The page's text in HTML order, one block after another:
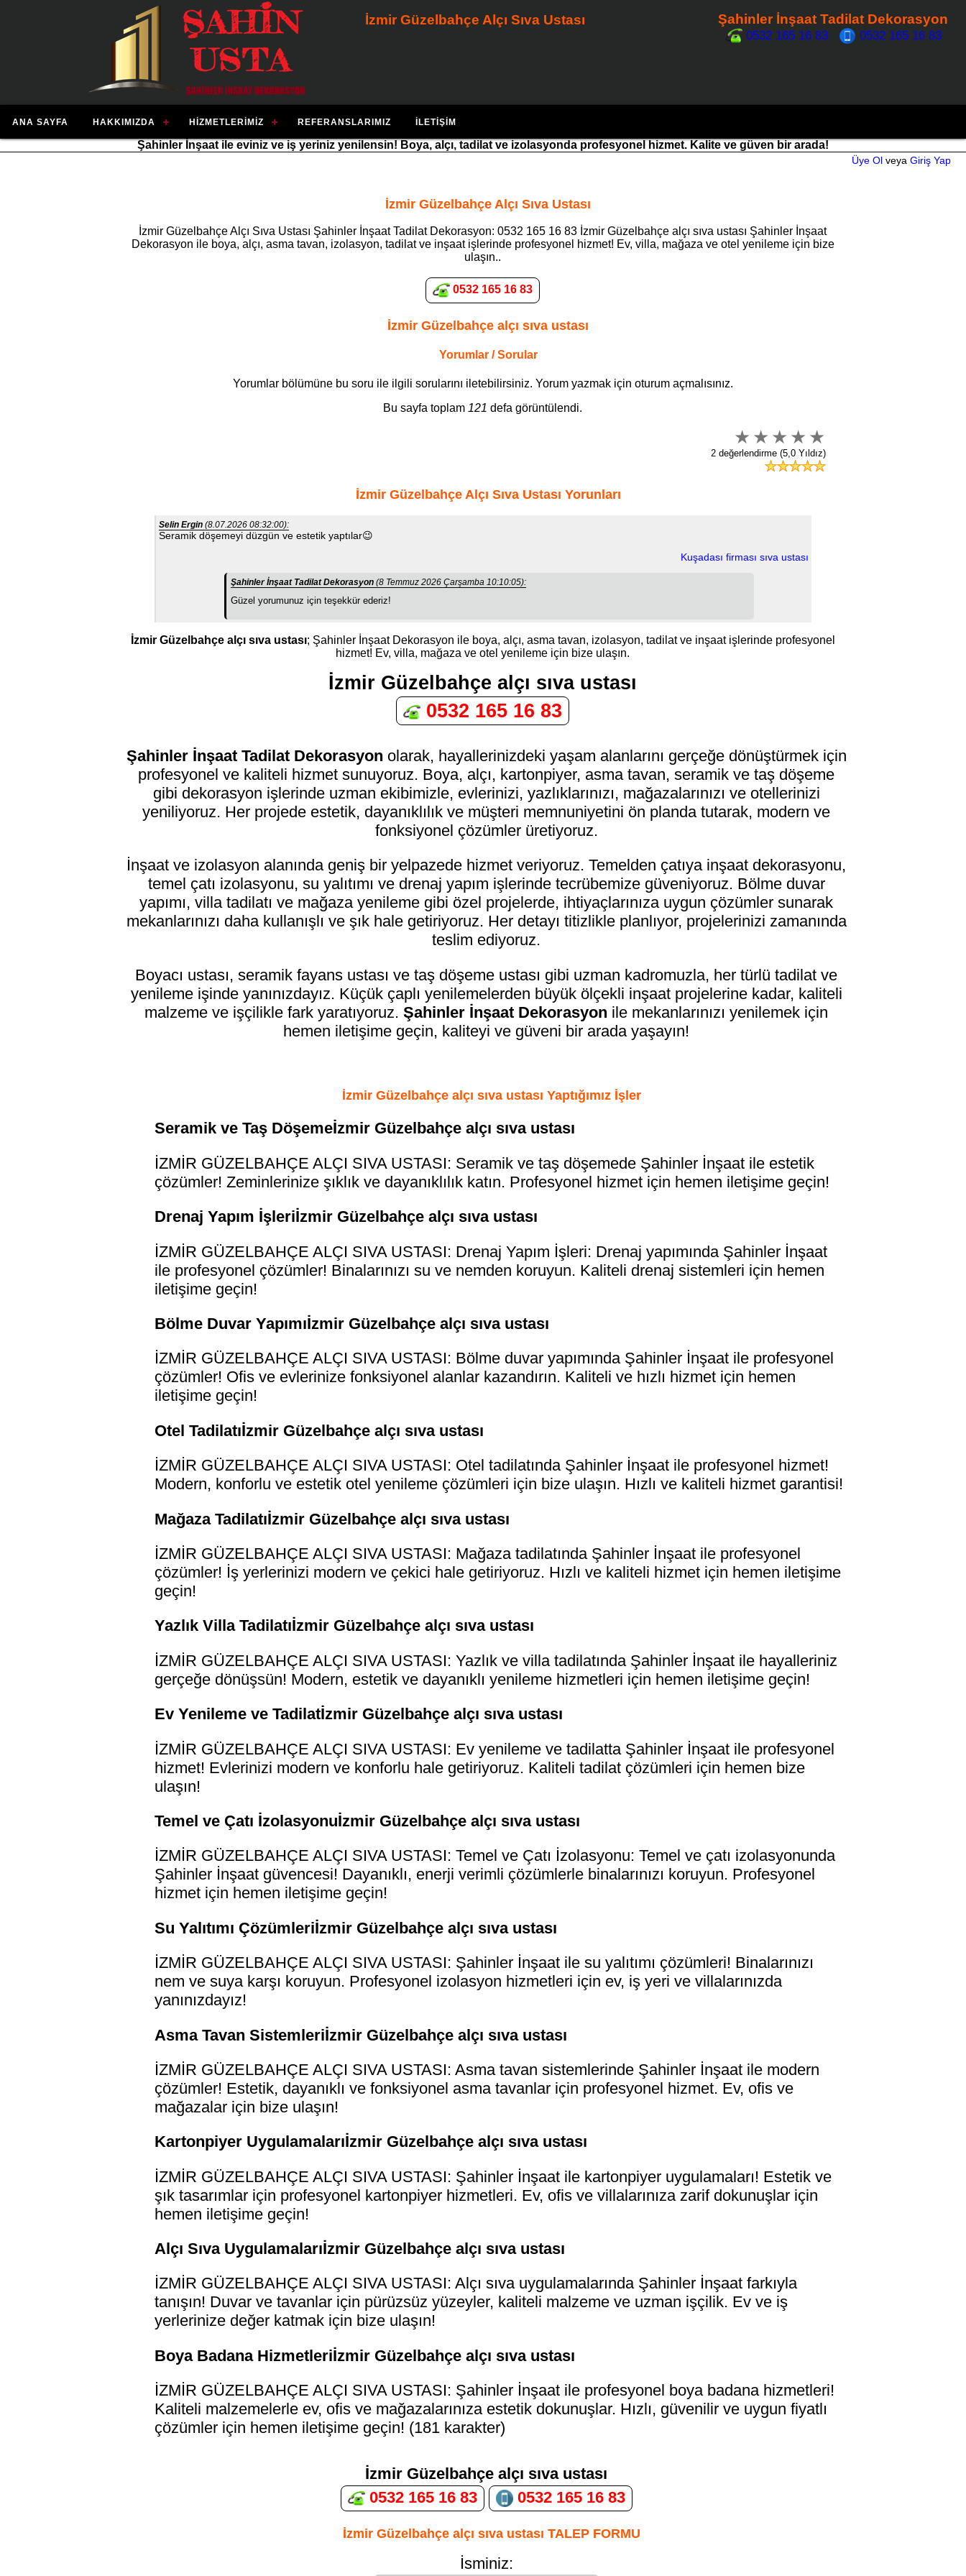
İzmir Güzelbahçe Alçı Sıva Ustası Şahinler İnşaat Tadilat Dekorasyon
0532 165 16 83 0532 165 16 83
ANA SAYFA HAKKIMIZDA HIZMETLERIMIZ REFERANSLARIMIZ İLETIŞIM
Şahinler İnşaat ile eviniz ve iş yeriniz yenilensin! Boya, alçı, tadilat ve izolasyonda profesyonel hizmet. Kalite ve güven bir arada!
Üye Ol veya Giriş Yap
İzmir Güzelbahçe Alçı Sıva Ustası
İzmir Güzelbahçe Alçı Sıva Ustası Şahinler İnşaat Tadilat Dekorasyon: 0532 165 16 83 İzmir Güzelbahçe alçı sıva ustası Şahinler İnşaat
Dekorasyon ile boya, alçı, asma tavan, izolasyon, tadilat ve inşaat işlerinde profesyonel hizmet! Ev, villa, mağaza ve otel yenileme için bize
ulaşın..
0532 165 16 83
İzmir Güzelbahçe alçı sıva ustası
Yorumlar / Sorular
Yorumlar bölümüne bu soru ile ilgili sorularını iletebilirsiniz. Yorum yazmak için oturum açmalısınız.
Bu sayfa toplam 121 defa görüntülendi.
2 değerlendirme (5,0 Yıldız)
İzmir Güzelbahçe Alçı Sıva Ustası Yorunları
Selin Ergin (8.07.2026 08:32:00):
Seramik döşemeyi düzgün ve estetik yaptılar😉
Kuşadası firması sıva ustası
Şahinler İnşaat Tadilat Dekorasyon(8 Temmuz 2026 Çarşamba 10:10:05):
Güzel yorumunuz için teşekkür ederiz!
İzmir Güzelbahçe alçı sıva ustası; Şahinler İnşaat Dekorasyon ile boya, alçı, asma tavan, izolasyon, tadilat ve inşaat işlerinde profesyonel
hizmet! Ev, villa, mağaza ve otel yenileme için bize ulaşın.
İzmir Güzelbahçe alçı sıva ustası
0532 165 16 83
Şahinler İnşaat Tadilat Dekorasyon olarak, hayallerinizdeki yaşam alanlarını gerçeğe dönüştürmek için
profesyonel ve kaliteli hizmet sunuyoruz. Boya, alçı, kartonpiyer, asma tavan, seramik ve taş döşeme
gibi dekorasyon işlerinde uzman ekibimizle, evlerinizi, yazlıklarınızı, mağazalarınızı ve otellerinizi
yeniliyoruz. Her projede estetik, dayanıklılık ve müşteri memnuniyetini ön planda tutarak, modern ve
fonksiyonel çözümler üretiyoruz.
İnşaat ve izolasyon alanında geniş bir yelpazede hizmet veriyoruz. Temelden çatıya inşaat dekorasyonu,
temel çatı izolasyonu, su yalıtımı ve drenaj yapım işlerinde tecrübemize güveniyoruz. Bölme duvar
yapımı, villa tadilatı ve mağaza yenileme gibi özel projelerde, ihtiyaçlarınıza uygun çözümler sunarak
mekanlarınızı daha kullanışlı ve şık hale getiriyoruz. Her detayı titizlikle planlıyor, projelerinizi zamanında
teslim ediyoruz.
Boyacı ustası, seramik fayans ustası ve taş döşeme ustası gibi uzman kadromuzla, her türlü tadilat ve
yenileme işinde yanınızdayız. Küçük çaplı yenilemelerden büyük ölçekli inşaat projelerine kadar, kaliteli
malzeme ve işçilikle fark yaratıyoruz.Şahinler İnşaat Dekorasyon ile mekanlarınızı yenilemek için
hemen iletişime geçin, kaliteyi ve güveni bir arada yaşayın!
İzmir Güzelbahçe alçı sıva ustası Yaptığımız İşler
Seramik ve Taş Döşemeİzmir Güzelbahçe alçı sıva ustası
İZMİR GÜZELBAHÇE ALÇI SIVA USTASI: Seramik ve taş döşemede Şahinler İnşaat ile estetik
çözümler! Zeminlerinize şıklık ve dayanıklılık katın. Profesyonel hizmet için hemen iletişime geçin!
Drenaj Yapım İşleriİzmir Güzelbahçe alçı sıva ustası
İZMİR GÜZELBAHÇE ALÇI SIVA USTASI: Drenaj Yapım İşleri: Drenaj yapımında Şahinler İnşaat
ile profesyonel çözümler! Binalarınızı su ve nemden koruyun. Kaliteli drenaj sistemleri için hemen
iletişime geçin!
Bölme Duvar Yapımıİzmir Güzelbahçe alçı sıva ustası
İZMİR GÜZELBAHÇE ALÇI SIVA USTASI: Bölme duvar yapımında Şahinler İnşaat ile profesyonel
çözümler! Ofis ve evlerinize fonksiyonel alanlar kazandırın. Kaliteli ve hızlı hizmet için hemen
iletişime geçin!
Otel Tadilatıİzmir Güzelbahçe alçı sıva ustası
İZMİR GÜZELBAHÇE ALÇI SIVA USTASI: Otel tadilatında Şahinler İnşaat ile profesyonel hizmet!
Modern, konforlu ve estetik otel yenileme çözümleri için bize ulaşın. Hızlı ve kaliteli hizmet garantisi!
Mağaza Tadilatıİzmir Güzelbahçe alçı sıva ustası
İZMİR GÜZELBAHÇE ALÇI SIVA USTASI: Mağaza tadilatında Şahinler İnşaat ile profesyonel
çözümler! İş yerlerinizi modern ve çekici hale getiriyoruz. Hızlı ve kaliteli hizmet için hemen iletişime
geçin!
Yazlık Villa Tadilatıİzmir Güzelbahçe alçı sıva ustası
İZMİR GÜZELBAHÇE ALÇI SIVA USTASI: Yazlık ve villa tadilatında Şahinler İnşaat ile hayalleriniz
gerçeğe dönüşsün! Modern, estetik ve dayanıklı yenileme hizmetleri için hemen iletişime geçin!
Ev Yenileme ve Tadilatİzmir Güzelbahçe alçı sıva ustası
İZMİR GÜZELBAHÇE ALÇI SIVA USTASI: Ev yenileme ve tadilatta Şahinler İnşaat ile profesyonel
hizmet! Evlerinizi modern ve konforlu hale getiriyoruz. Kaliteli tadilat çözümleri için hemen bize
ulaşın!
Temel ve Çatı İzolasyonuİzmir Güzelbahçe alçı sıva ustası
İZMİR GÜZELBAHÇE ALÇI SIVA USTASI: Temel ve Çatı İzolasyonu: Temel ve çatı izolasyonunda
Şahinler İnşaat güvencesi! Dayanıklı, enerji verimli çözümlerle binalarınızı koruyun. Profesyonel
hizmet için hemen iletişime geçin!
Su Yalıtımı Çözümleriİzmir Güzelbahçe alçı sıva ustası
İZMİR GÜZELBAHÇE ALÇI SIVA USTASI: Şahinler İnşaat ile su yalıtımı çözümleri! Binalarınızı
nem ve suya karşı koruyun. Profesyonel izolasyon hizmetleri için ev, iş yeri ve villalarınızda
yanınızdayız!
Asma Tavan Sistemleriİzmir Güzelbahçe alçı sıva ustası
İZMİR GÜZELBAHÇE ALÇI SIVA USTASI: Asma tavan sistemlerinde Şahinler İnşaat ile modern
çözümler! Estetik, dayanıklı ve fonksiyonel asma tavanlar için profesyonel hizmet. Ev, ofis ve
mağazalar için bize ulaşın!
Kartonpiyer Uygulamalarıİzmir Güzelbahçe alçı sıva ustası
İZMİR GÜZELBAHÇE ALÇI SIVA USTASI: Şahinler İnşaat ile kartonpiyer uygulamaları! Estetik ve
şık tasarımlar için profesyonel kartonpiyer hizmetleri. Ev, ofis ve villalarınıza zarif dokunuşlar için
hemen iletişime geçin!
Alçı Sıva Uygulamalarıİzmir Güzelbahçe alçı sıva ustası
İZMİR GÜZELBAHÇE ALÇI SIVA USTASI: Alçı sıva uygulamalarında Şahinler İnşaat farkıyla
tanışın! Duvar ve tavanlar için pürüzsüz yüzeyler, kaliteli malzeme ve uzman işçilik. Ev ve iş
yerlerinize değer katmak için bize ulaşın!
Boya Badana Hizmetleriİzmir Güzelbahçe alçı sıva ustası
İZMİR GÜZELBAHÇE ALÇI SIVA USTASI: Şahinler İnşaat ile profesyonel boya badana hizmetleri!
Kaliteli malzemelerle ev, ofis ve mağazalarınıza estetik dokunuşlar. Hızlı, güvenilir ve uygun fiyatlı
çözümler için hemen iletişime geçin! (181 karakter)
İzmir Güzelbahçe alçı sıva ustası
0532 165 16 83
0532 165 16 83
İzmir Güzelbahçe alçı sıva ustası TALEP FORMU
İsminiz: